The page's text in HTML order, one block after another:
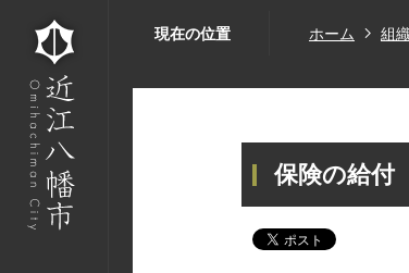
現在の位置 ホーム 組
保険の給付